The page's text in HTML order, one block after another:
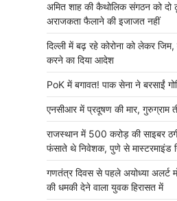
अमित शाह की कैथोलिक संगठन को
अराजकता फैलाने की इजाजत नहीं
दिल्ली में बढ़ रहे कोरोना को लेकर
करने का दिया आदेश
PoK में बगावत! पाक सेना ने बरसाईं
एनसीआर में प्रदूषण की मार, गुरुग्राम
राजस्थान में 500 करोड़ की साइबर
फंसाते थे निवेशक, पुणे से मास्टरमाइंड
गणतंत्र दिवस से पहले अयोध्या अलर्ट
की धमकी देने वाला युवक हिरासत में